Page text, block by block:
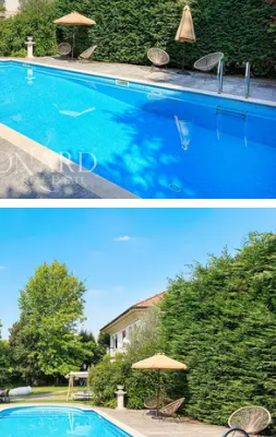
til salgs tilbyr den perfekte
moderne eleganse. Med
overflater,
hage, er det en eksklusiv
som søker et prestisjefylt
En allsidig eiendom, ideell
som en verdifull investering i